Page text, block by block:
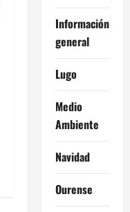
Información
general
Lugo
Medio
Ambiente
Navidad
Ourense